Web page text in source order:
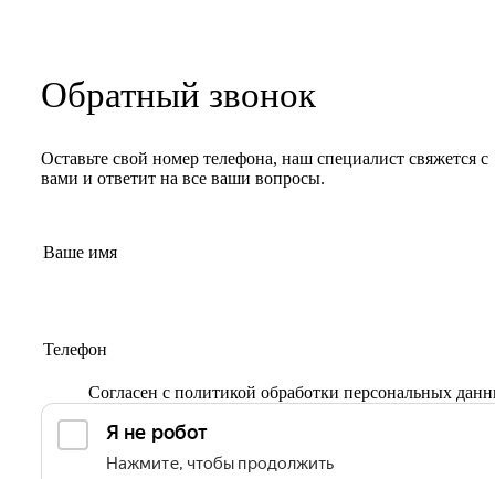
Обратный звонок
Оставьте свой номер телефона, наш специалист свяжется с
вами и ответит на все ваши вопросы.
Согласен с политикой обработки персональных